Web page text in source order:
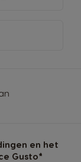
en het
Gusto*